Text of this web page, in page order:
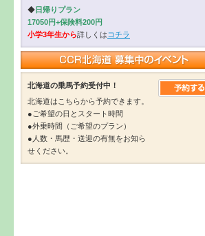
◆日帰りプラン
17050円+保険料200円
小学3年生から詳しくは コチラ
北海道の乗馬予約受付中！
北海道はこちらから予約できます。
●ご希望の日とスタート時間
●外乗時間（ご希望のプラン）
●人数・馬歴・送迎の有無をお知ら
せください。